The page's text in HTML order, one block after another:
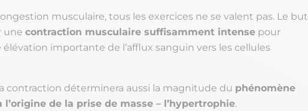
musculaire, tous les exercices ne se valent pas. Le but
une contraction musculaire suffisamment intensepour
importante de l’afflux sanguin vers les cellules
contraction déterminera aussi la magnitude du phénomène
l’origine de la prise de masse – l’hypertrophie.